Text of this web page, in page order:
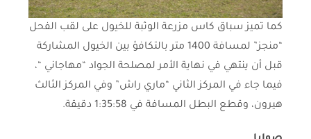
كما تميز سباق كاس مزرعة الوثبة للخيول على لقب الفحل
“منجز” لمسافة 1400 متر بالتكافؤ بين الخيول المشاركة
قبل أن ينتهي في نهاية الأمر لمصلحة الجواد “مهاجاني “،
فيما جاء في المركز الثاني “ماري راش” وفي المركز الثالث
هيرون، وقطع البطل المسافة في 1:35:58 دقيقة.